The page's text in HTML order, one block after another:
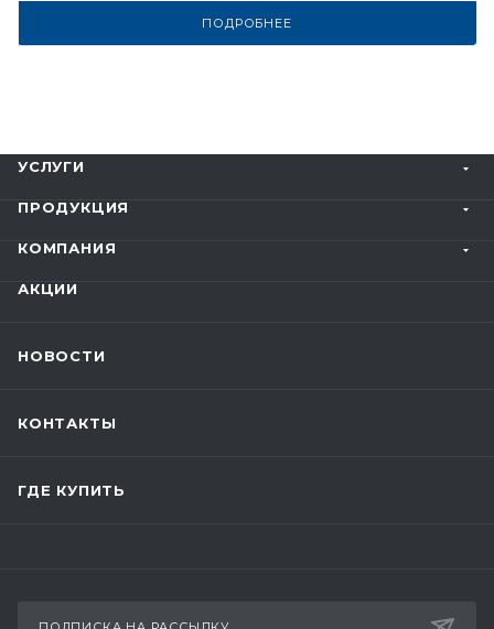
ПОДРОБНЕЕ
УСЛУГИ
ПРОДУКЦИЯ
КОМПАНИЯ
АКЦИИ
НОВОСТИ
КОНТАКТЫ
ГДЕ КУПИТЬ